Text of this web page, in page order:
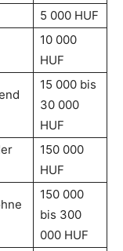
5 000 HUF
10 000
HUF
15 000 bis
30 000
HUF
150 000
HUF
150 000
bis 300
000 HUF